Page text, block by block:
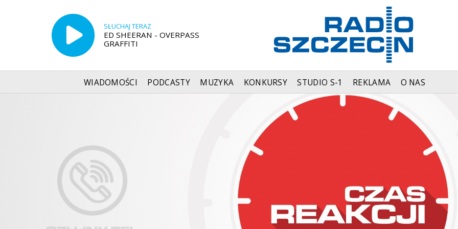
SŁUCHAJ TERAZ
ED SHEERAN - OVERPASS
GRAFFITI
WIADOMOŚCI PODCASTY MUZYKA KONKURSY STUDIO S-1 REKLAMA O NAS